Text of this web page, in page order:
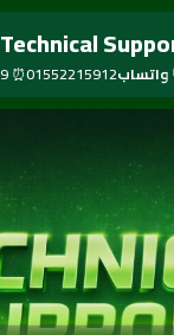
Technical
واتساب01552215912⏰ 9 صباحًا - 9 مساءً